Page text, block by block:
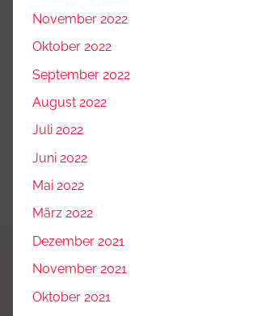
November 2022
Oktober 2022
September 2022
August 2022
Juli 2022
Juni 2022
Mai 2022
März 2022
Dezember 2021
November 2021
Oktober 2021